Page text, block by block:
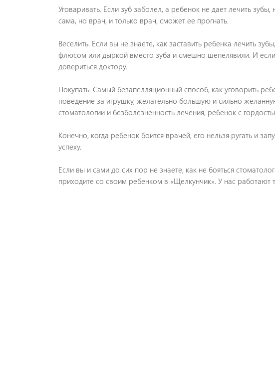
Уговаривать. Если зуб заболел, а ребенок не дает лечить
сама, но врач, и только врач, сможет ее прогнать.
Веселить. Если вы не знаете, как заставить ребенка лечить
флюсом или дыркой вместо зуба и смешно шепелявили. И
довериться доктору.
Покупать. Самый безапелляционный способ, как уговорить
поведение за игрушку, желательно большую и сильно
стоматологии и безболезненность лечения, ребенок с
Конечно, когда ребенок боится врачей, его нельзя ругать и
успеху.
Если вы и сами до сих пор не знаете, как не бояться
приходите со своим ребенком в «Щелкунчик». У нас работают